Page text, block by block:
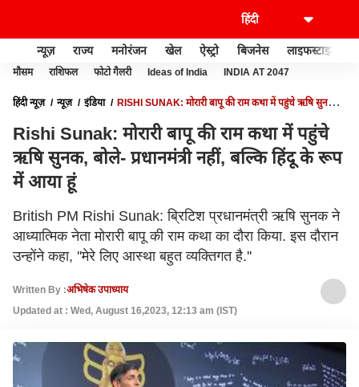
न्यूज़ राज्य मनोरंजन खेल ऐस्ट्रो बिजनेस लाइफस्टाइल
मौसम राशिफल फोटो गैलरी Ideas of India INDIA AT 2047
हिंदी न्यूज़ न्यूज़ इंडिया
RISHI SUNAK: मोरारी बापू की राम कथा में पहुंचे ऋषि सुनक,
Rishi Sunak: मोरारी बापू की राम कथा में पहुंचे
ऋषि सुनक, बोले- प्रधानमंत्री नहीं, बल्कि हिंदू के रूप
में आया हूं
British PM Rishi Sunak: ब्रिटिश प्रधानमंत्री ऋषि सुनक ने
आध्यात्मिक नेता मोरारी बापू की राम कथा का दौरा किया. इस दौरान
उन्होंने कहा, ''मेरे लिए आस्था बहुत व्यक्तिगत है.''
Written By :अभिषेक उपाध्याय
Updated at : Wed, August 16,2023, 12:13 am (IST)